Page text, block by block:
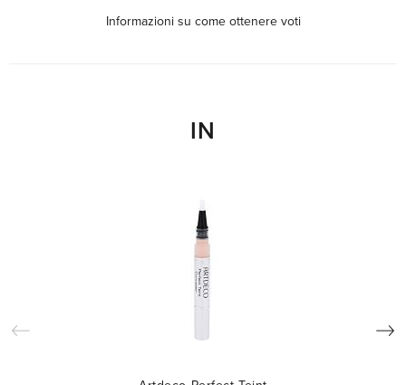
Informazioni su come ottenere voti
IN